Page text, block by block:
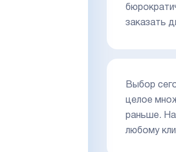
заказать
Выбор
целое
раньше.
любому